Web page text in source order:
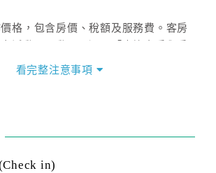
格，包含房價、稅額及服務費。客房
為標準。
辦異動，皆為次日計算及辦理。
看完整注意事項
in)